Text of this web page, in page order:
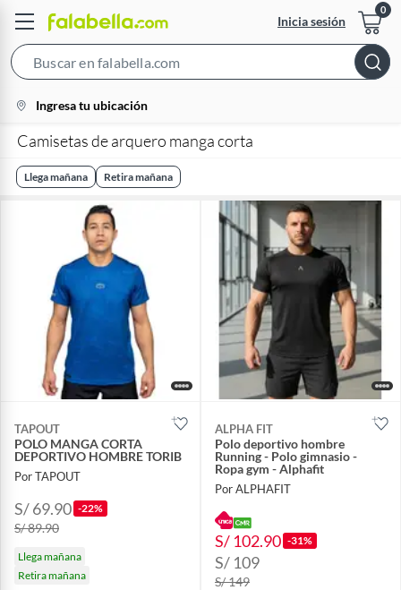
Inicia sesión
Bar
location-
icon
Ingresa tu ubicación
Camisetas de arquero manga corta
Llega mañana Retira mañana
TAPOUT
POLO MANGA CORTA
DEPORTIVO HOMBRE TORIB
Por TAPOUT
S/ 69.90 -22%
S/ 89.90
Llega mañana
Retira mañana
ALPHA FIT
Polo deportivo hombre
Running - Polo gimnasio -
Ropa gym - Alphafit
Por ALPHAFIT
S/ 102.90 -31%
S/ 109
S/ 149